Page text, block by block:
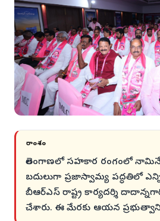
సారాంశం
తెలంగాణలో సహకార రంగంలో
బదులుగా ప్రజాస్వామ్య పద్ధతిలో
బీఆర్ఎస్ రాష్ట్ర కార్యదర్శి
చేశారు. ఈ మేరకు ఆయన ప్రభుత్వానికి